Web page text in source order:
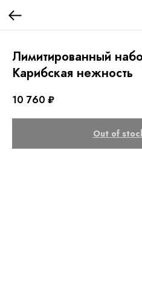
Лимитированный
Карибская нежность
10 760 ₽
Out of